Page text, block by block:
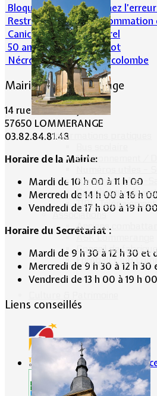
Informations pratiques
Environnement /
Numéros utiles -
Conciliateur de
TIPI : Télépaiement
Associations
Anciens
ASK Lommerange
Conseil de fabrique
Football Club
Bloqué en forêt. Cherchez
Restrictions sur la consommation
Canicule et milieu naturel
50 ans d’histoires de foot
Nécrologie : Norbert Lacolombe
Mairie de Lommerange
14 rue Maréchal Joffre
57650 LOMMERANGE
03.82.84.81.48
Horaire de la Mairie:
Mardi de 10 h 00 à 11 h 00
Mercredi de 14 h 00 à 16 h
Vendredi de 17 h 00 à 19 h 00
Horaire du Secrétariat :
Mardi de 9 h 30 à 12 h 30 et
Mercredi de 9 h 30 à 12 h 30
Vendredi de 13 h 00 à 19 h 00
Liens conseillés
Portes de